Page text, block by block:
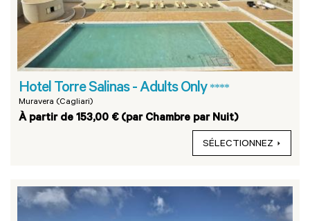
Hotel Torre Salinas - Adults Only ****
Muravera (Cagliari)
À partir de 153,00 € (par Chambre par Nuit)
SÉLECTIONNEZ